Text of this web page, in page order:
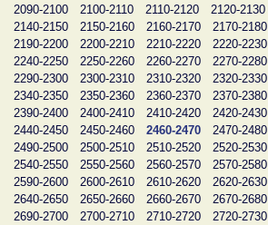
2090-2100
2100-2110 2110-2120 2120-2130
2140-2150
2150-2160 2160-2170 2170-2180
2190-2200
2200-2210 2210-2220 2220-2230
2240-2250
2250-2260 2260-2270 2270-2280
2290-2300
2300-2310 2310-2320 2320-2330
2340-2350
2350-2360 2360-2370 2370-2380
2390-2400
2400-2410 2410-2420 2420-2430
2440-2450
2450-2460 2460-2470 2470-2480
2490-2500
2500-2510 2510-2520 2520-2530
2540-2550
2550-2560 2560-2570 2570-2580
2590-2600
2600-2610 2610-2620 2620-2630
2640-2650
2650-2660 2660-2670 2670-2680
2690-2700
2700-2710 2710-2720 2720-2730